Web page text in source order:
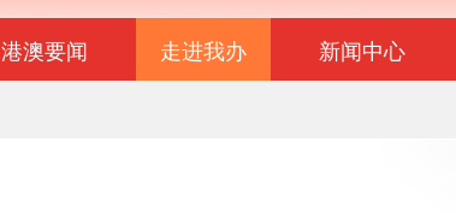
港澳要闻 走进我办 新闻中心